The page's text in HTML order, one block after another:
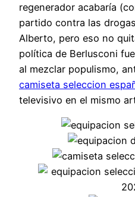
regenerador acabaría
partido contra las
Alberto, pero eso no
política de Berlusconi
al mezclar populismo,
camiseta seleccion
televisivo en el mismo